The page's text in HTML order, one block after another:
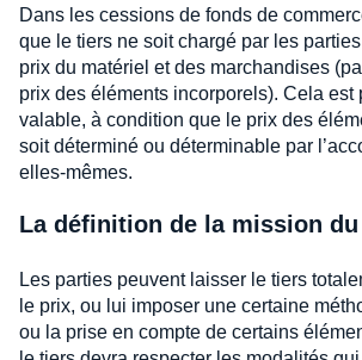
Dans les cessions de fonds de
que le tiers ne soit chargé par les
prix du matériel et des marchandises
prix des éléments incorporels). Cela est
valable, à condition que le prix des
soit déterminé ou déterminable par
elles-mêmes.
La définition de la mission
Les parties peuvent laisser le tiers
le prix, ou lui imposer une certaine
ou la prise en compte de certains